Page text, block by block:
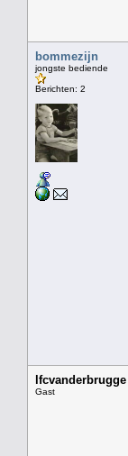
bommezijn
jongste bediende
Berichten: 2
lfcvanderbrugge
Gast